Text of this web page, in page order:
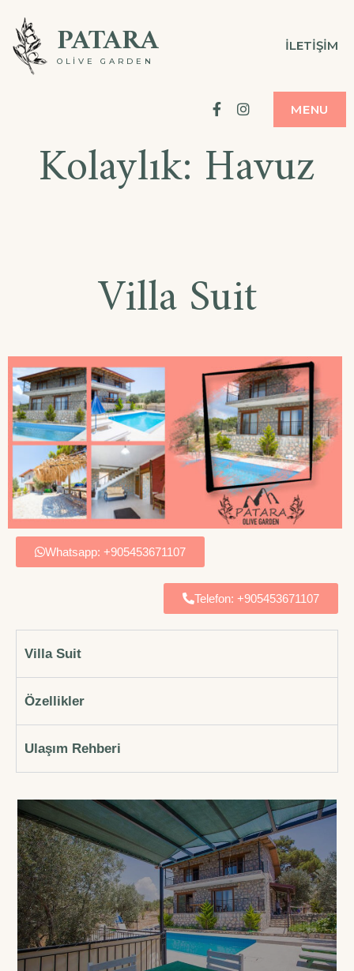
PATARA
OLIVE GARDEN
İLETIŞIM
FacebookInstagram
MENU
Kolaylık: Havuz
Villa Suit
Whatsapp: +905453671107
Telefon: +905453671107
Villa Suit
Özellikler
Ulaşım Rehberi